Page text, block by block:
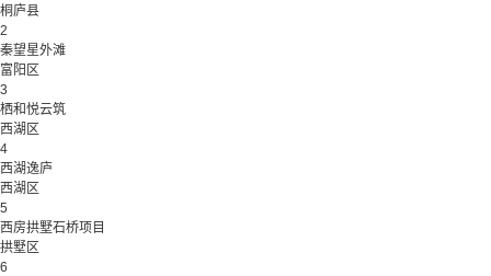
桐庐县
2
秦望星外滩
富阳区
3
栖和悦云筑
西湖区
4
西湖逸庐
西湖区
5
西房拱墅石桥项目
拱墅区
6